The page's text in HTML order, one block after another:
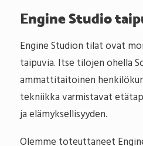
Engine Studio
Engine Studion tilat ovat
taipuvia. Itse tilojen ohella
ammattitaitoinen
tekniikka varmistavat
ja elämyksellisyyden.
Olemme toteuttaneet